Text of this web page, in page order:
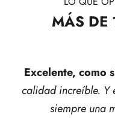
MÁS DE
Excelente, como
calidad increíble. Y
siempre una